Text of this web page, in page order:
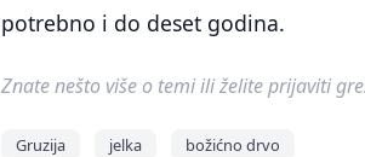
potrebno i do deset godina.
Znate nešto više o temi ili želite prijaviti
Gruzija jelka božićno drvo